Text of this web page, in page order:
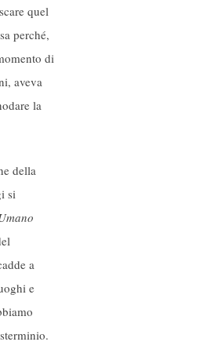
quel
perché,
di
aveva
la
della
si
a
e